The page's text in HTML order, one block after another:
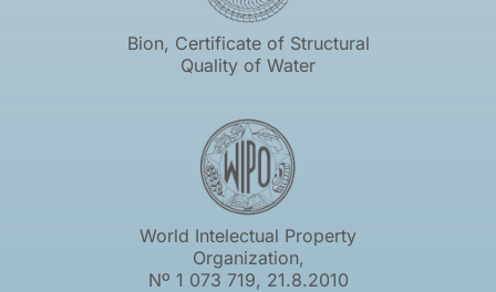
Bion, Certificate of Structural
Quality of Water
World Intelectual Property
Organization,
Nº 1 073 719, 21.8.2010